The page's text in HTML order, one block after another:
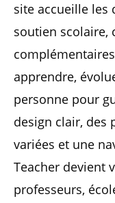
site accueille les
soutien scolaire,
apprendre,
personne pour
design clair, des
variées et une
Teacher devient
professeurs,